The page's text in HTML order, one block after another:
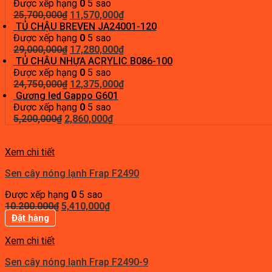
là:
31,000,000₫.là:
18,600,000₫.
Được xếp hạng 0 5 sao
25,700,000₫ Giá
gốc
là:
25,700,000₫.
11,570,000₫Giá
hiện
là:
11,570,000₫.
TỦ CHẬU BREVEN JA24001-120
Được xếp hạng 0 5 sao
29,000,000₫ Giá
gốc
là:
29,000,000₫.
17,280,000₫Giá
hiện
là:
TỦ CHẬU NHỰA ACRYLIC B086-100
Được xếp hạng 0 5 sao
24,750,000₫ Giá
gốc
là:
24,750,000₫.
12,375,000₫Giá
Gương led Gappo G601
Được xếp hạng 0 5 sao
5,200,000₫ Giá
2,860,000₫Giá
Xem chi tiết
Sen cây nóng lạnh Frap F2490
Được xếp hạng 0 5 sao
10,200,000₫ Giá
5,410,000₫Giá
Đặt hàng
Xem chi tiết
Sen cây nóng lạnh Frap F2490-9